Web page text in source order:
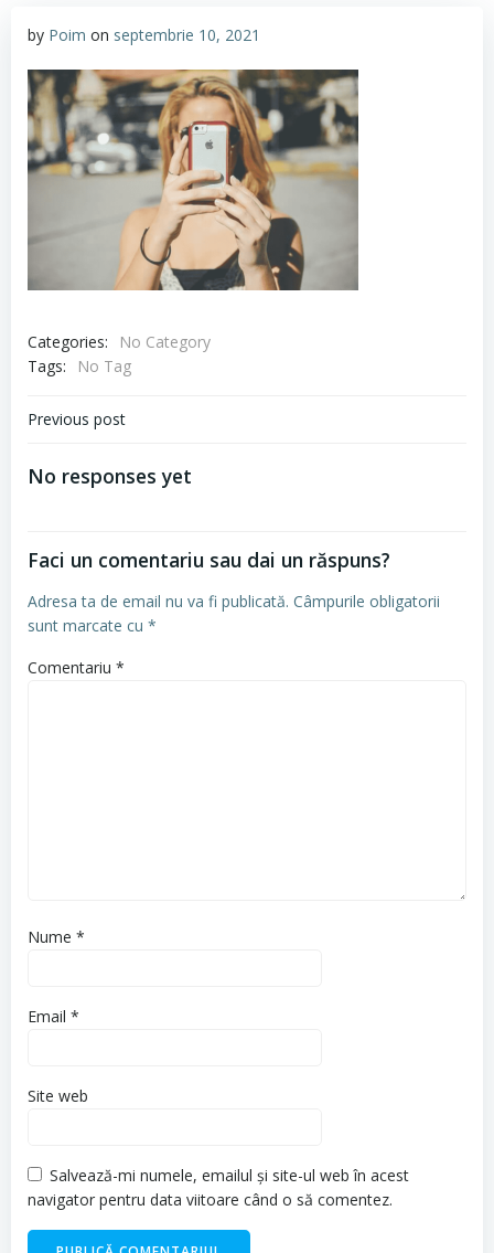
by Poim on septembrie 10, 2021
Categories:
No Category
Tags:
No Tag
Navigare
articole
Previous post
No responses yet
Faci un comentariu sau dai un răspuns?
Adresa ta de email nu va fi publicată. Câmpurile obligatorii
sunt marcate cu *
Comentariu *
Nume *
Email *
Site web
Salvează-mi numele, emailul și site-ul web în acest
navigator pentru data viitoare când o să comentez.